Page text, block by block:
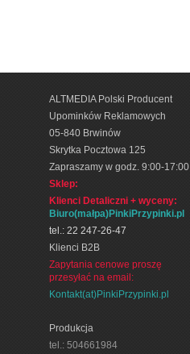
ALTMEDIA Polski Producent
Upominków Reklamowych
05-840 Brwinów
Skrytka Pocztowa 125
Zapraszamy w godz. 9:00-17:00
Sklep:
Klienci Detaliczni + wyceny:
Biuro(małpa)PinkiPrzypinki.pl
tel.: 22 247-26-47
Klienci B2B
Zapytania cenowe proszę
przesyłać na email:
Kontakt(at)PinkiPrzypinki.pl
Produkcja
tel.: 504661984